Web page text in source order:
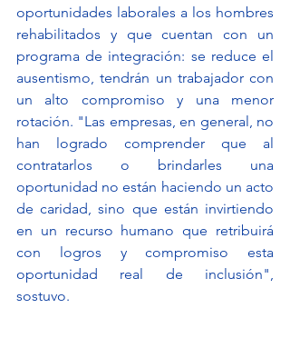
oportunidades laborales a los hombres
rehabilitados y que cuentan con un
programa de integración: se reduce el
ausentismo, tendrán un trabajador con
un alto compromiso y una menor
rotación. "Las empresas, en general, no
han logrado comprender que al
contratarlos o brindarles una
oportunidad no están haciendo un acto
de caridad, sino que están invirtiendo
en un recurso humano que retribuirá
con logros y compromiso esta
oportunidad real de inclusión",
sostuvo.